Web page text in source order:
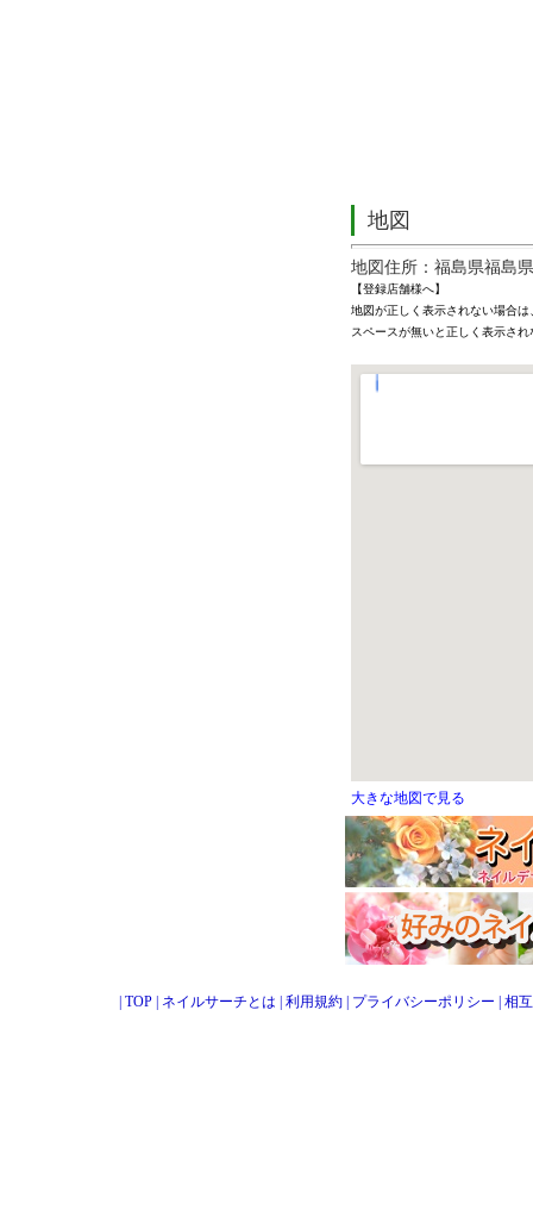
地図
地図住所：福島県福島
【登録店舗様へ】
地図が正しく表示されない場合
スペースが無いと正しく表示さ
大きな地図で見る
TOP ネイルサーチとは 利用規約 プライバシーポリシー 相